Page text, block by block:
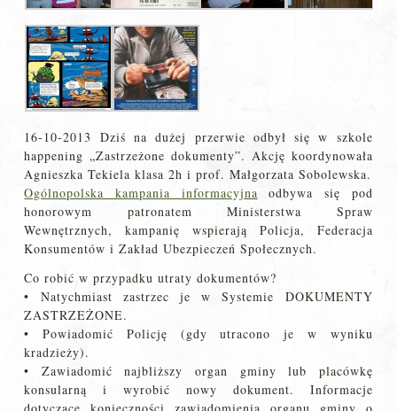
16-10-2013 Dziś na dużej przerwie odbył się w szkole
happening „Zastrzeżone dokumenty”. Akcję koordynowała
Agnieszka Tekiela klasa 2h i prof. Małgorzata Sobolewska.
Ogólnopolska kampania informacyjna odbywa się pod
honorowym patronatem Ministerstwa Spraw
Wewnętrznych, kampanię wspierają Policja, Federacja
Konsumentów i Zakład Ubezpieczeń Społecznych.
Co robić w przypadku utraty dokumentów?
• Natychmiast zastrzec je w Systemie DOKUMENTY
ZASTRZEŻONE.
• Powiadomić Policję (gdy utracono je w wyniku
kradzieży).
• Zawiadomić najbliższy organ gminy lub placówkę
konsularną i wyrobić nowy dokument. Informacje